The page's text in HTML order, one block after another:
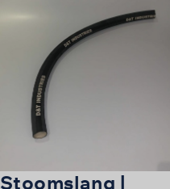
Stoomslang |